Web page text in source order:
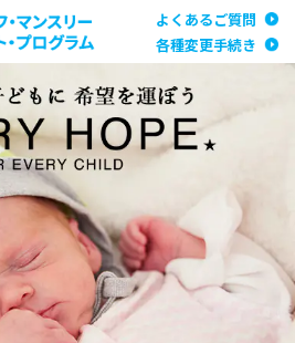
よくあるご質問
各種変更手続き